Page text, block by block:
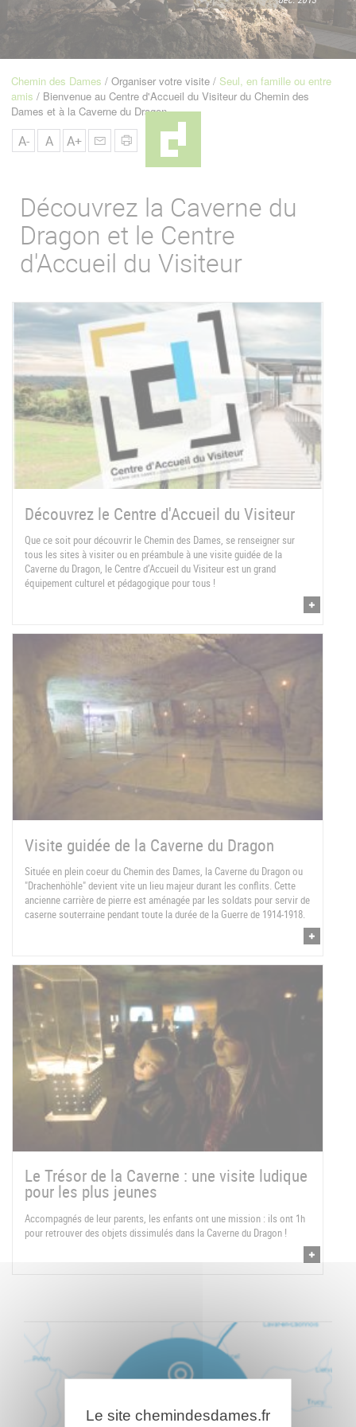
Navigation
Fil
d'Ariane
Chemin des Dames Organiser votre visite
Seul, en famille ou entre
amis Bienvenue au Centre d'Accueil du Visiteur du Chemin des
Dames et à la Caverne du Dragon
A- A A+
Découvrez la Caverne du
Dragon et le Centre
d'Accueil du Visiteur
Découvrez le Centre d'Accueil du Visiteur
Que ce soit pour découvrir le Chemin des Dames, se renseigner sur
tous les sites à visiter ou en préambule à une visite guidée de la
Caverne du Dragon, le Centre d’Accueil du Visiteur est un grand
équipement culturel et pédagogique pour tous !
Visite guidée de la Caverne du Dragon
Située en plein coeur du Chemin des Dames, la Caverne du Dragon ou
"Drachenhöhle" devient vite un lieu majeur durant les conflits. Cette
ancienne carrière de pierre est aménagée par les soldats pour servir de
caserne souterraine pendant toute la durée de la Guerre de 1914-1918.
Le Trésor de la Caverne : une visite ludique
pour les plus jeunes
Accompagnés de leur parents, les enfants ont une mission : ils ont 1h
pour retrouver des objets dissimulés dans la Caverne du Dragon !
Le site chemindesdames.fr